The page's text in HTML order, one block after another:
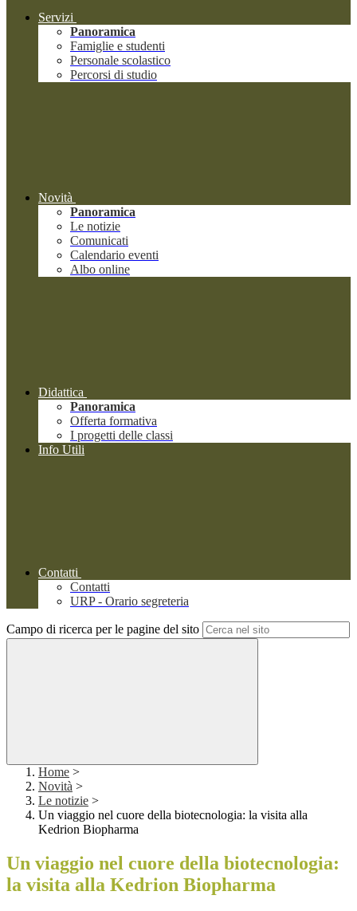
Servizi
Panoramica
Famiglie e studenti
Personale scolastico
Percorsi di studio
Novità
Panoramica
Le notizie
Comunicati
Calendario eventi
Albo online
Didattica
Panoramica
Offerta formativa
I progetti delle classi
Info Utili
Contatti
Contatti
URP - Orario segreteria
Campo di ricerca per le pagine del sito
Home >
Novità >
Le notizie >
Un viaggio nel cuore della biotecnologia: la visita alla
Kedrion Biopharma
Un viaggio nel cuore della biotecnologia:
la visita alla Kedrion Biopharma